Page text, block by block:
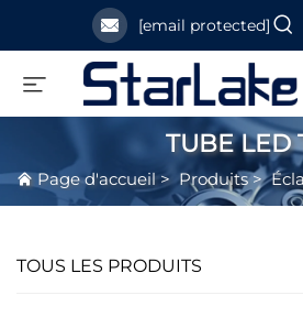
[email protected]
TUBE LED
Page d'accueil>Produits>
TOUS LES PRODUITS